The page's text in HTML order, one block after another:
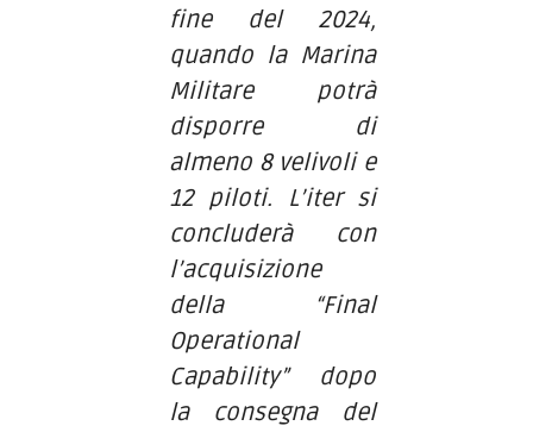
fine del 2024,
quando la Marina
Militare potrà
disporre di
almeno 8 velivoli e
12 piloti. L’iter si
concluderà con
l’acquisizione
della “Final
Operational
Capability” dopo
la consegna del